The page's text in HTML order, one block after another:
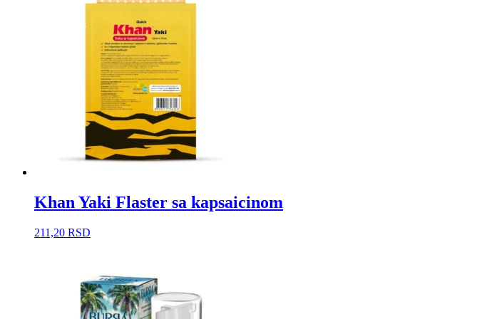
Khan Yaki Flaster sa kapsaicinom
211,20 RSD